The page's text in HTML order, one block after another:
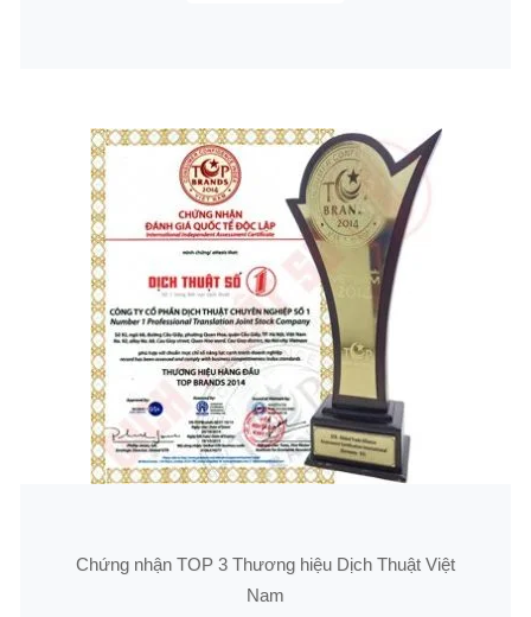
Chứng nhận TOP 3 Thương hiệu Dịch Thuật Việt
Nam